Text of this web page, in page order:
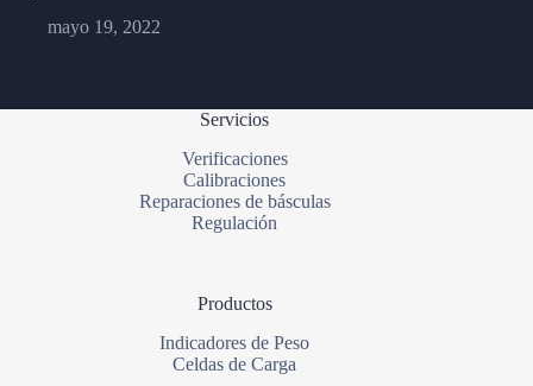
mayo 19, 2022
Servicios
Verificaciones
Calibraciones
Reparaciones de básculas
Regulación
Productos
Indicadores de Peso
Celdas de Carga